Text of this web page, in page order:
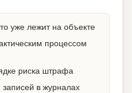
уже лежит на объекте
процессом
риска штрафа
записей в журналах